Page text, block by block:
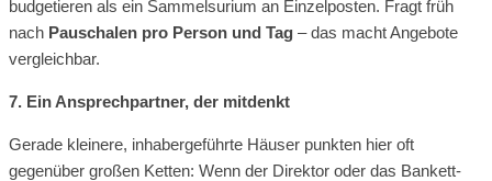
budgetieren als ein Sammelsurium an Einzelposten. Fragt früh
nach Pauschalen pro Person und Tag – das macht Angebote
vergleichbar.
7. Ein Ansprechpartner, der mitdenkt
Gerade kleinere, inhabergeführte Häuser punkten hier oft
gegenüber großen Ketten: Wenn der Direktor oder das Bankett-